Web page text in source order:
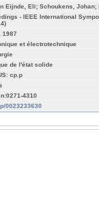
Eijnde, Eli; Schoukens, Johan;
- IEEE International
1987
et électrotechnique
de l'état solide
cp.p
4310
0023233630